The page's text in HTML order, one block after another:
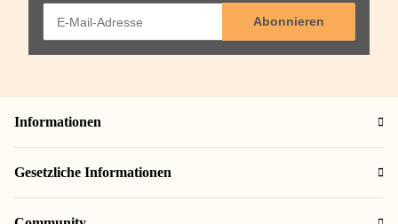
Abonnieren
Informationen
Gesetzliche Informationen